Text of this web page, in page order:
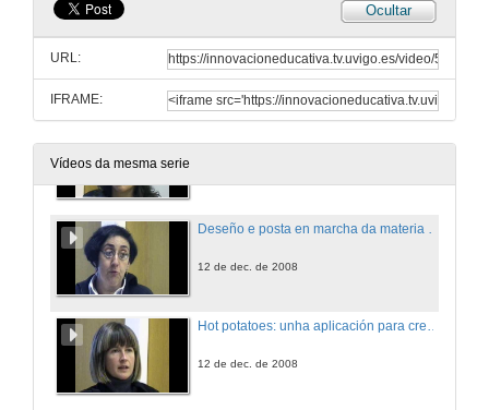
Ocultar
URL:
IFRAME:
Vídeos da mesma serie
12 de dec. de 2008
12 de dec. de 2008
Hot potatoes: unha aplicación para crear exercicios interactivos
12 de dec. de 2008